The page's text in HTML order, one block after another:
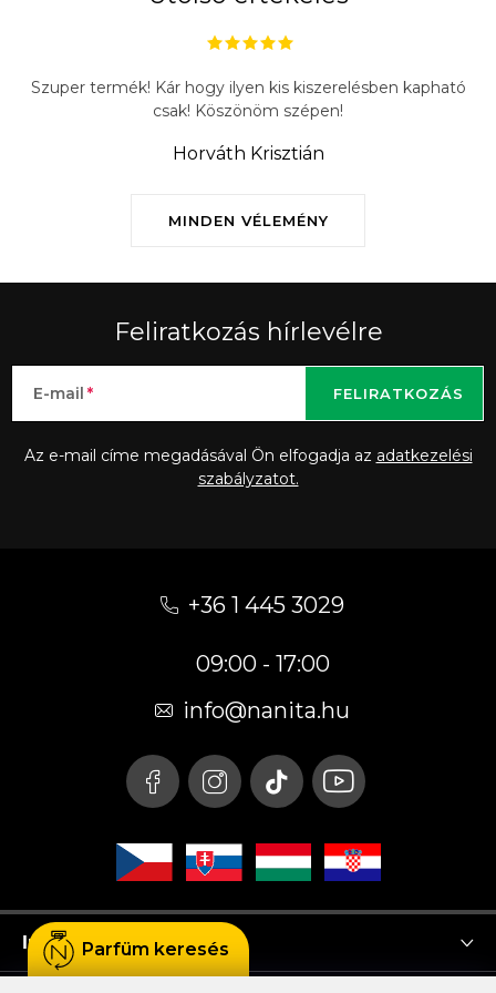
MINDEN VÉLEMÉNY
Szuper termék! Kár hogy ilyen kis kiszerelésben kapható
csak! Köszönöm szépen!
Horváth Krisztián
Feliratkozás hírlevélre
E-mail
Az e-mail címe megadásával Ön elfogadja az adatkezelési
szabályzatot.
FELIRATKOZÁS
+36 1 445 3029
09:00 - 17:00
info@nanita.hu
InstagramParfüm keresés